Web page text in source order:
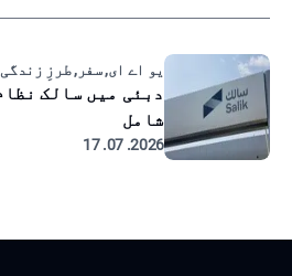
یو اے ای, سفر, طرزِ زندگی
شامل
2026. 07. 17